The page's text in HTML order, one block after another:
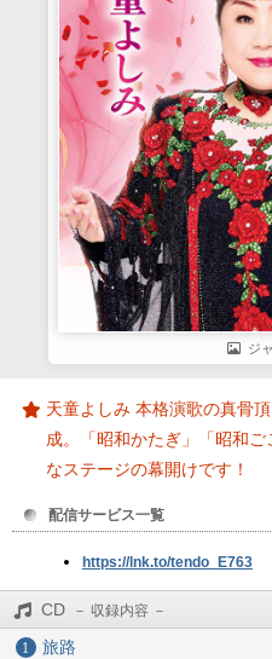
ジ
天童よしみ 本格演歌の真骨
成。「昭和かたぎ」「昭和
なステージの幕開けです！
配信サービス一覧
https://lnk.to/tendo_E763
CD
旅路